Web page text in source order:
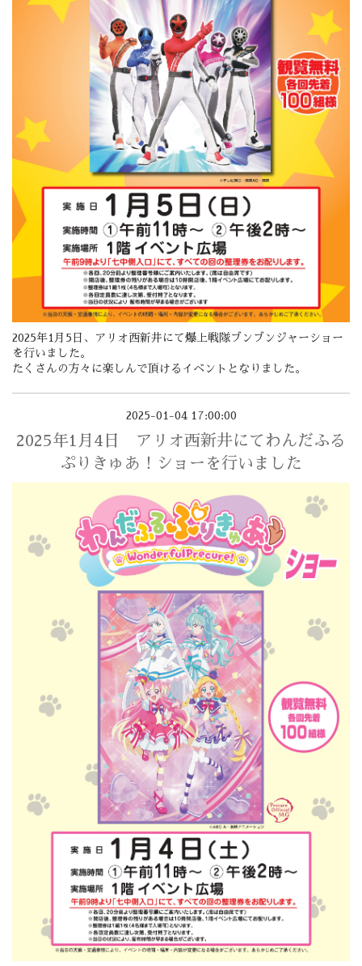
2025年1月5日、アリオ西新井にて爆上戦隊ブンブンジャーショー
を行いました。
たくさんの方々に楽しんで頂けるイベントとなりました。
2025-01-04 17:00:00
2025年1月4日 アリオ西新井にてわんだふる
ぷりきゅあ！ショーを行いました